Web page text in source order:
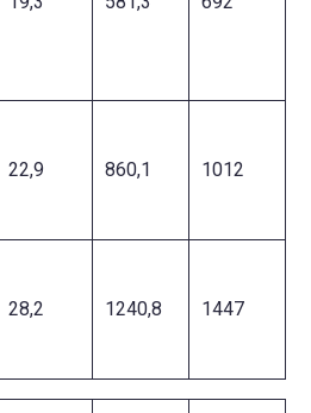
22,9 860,1 1012
28,2 1240,8 1447